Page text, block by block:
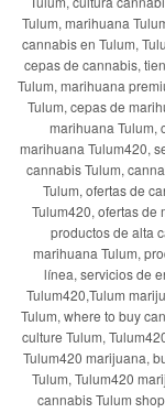
Tulum, marihuana
cannabis en Tulum,
cepas de cannabis,
Tulum, marihuana
Tulum, cepas de
marihuana Tulum,
marihuana Tulum420,
cannabis Tulum,
Tulum, ofertas de
Tulum420, ofertas de
productos de alta
marihuana Tulum,
línea, servicios de
Tulum420,Tulum
Tulum, where to buy
culture Tulum,
Tulum420 marijuana,
Tulum, Tulum420
cannabis Tulum